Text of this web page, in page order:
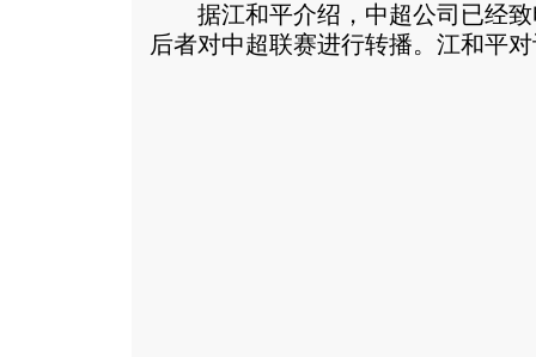
据江和平介绍，中超公司已经致
后者对中超联赛进行转播。 江和平